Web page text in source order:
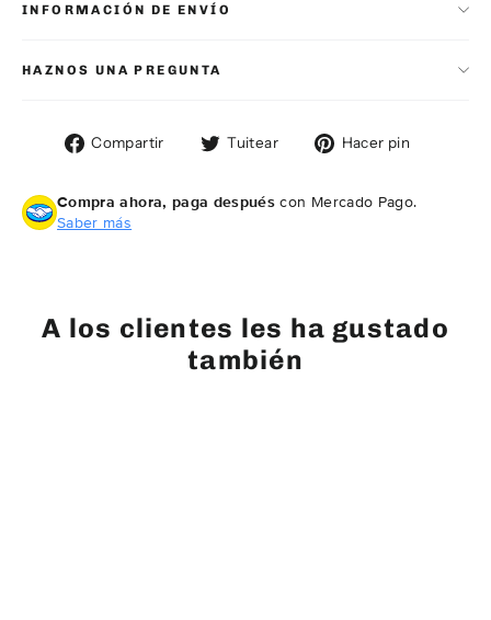
INFORMACIÓN DE ENVÍO
HAZNOS UNA PREGUNTA
Compartir
Compartir
Facebook
Tuitear
Tuitear
Twitter
Hacer pin
Compra ahora, paga después con Mercado Pago.
Saber más
A los clientes les ha gustado
también